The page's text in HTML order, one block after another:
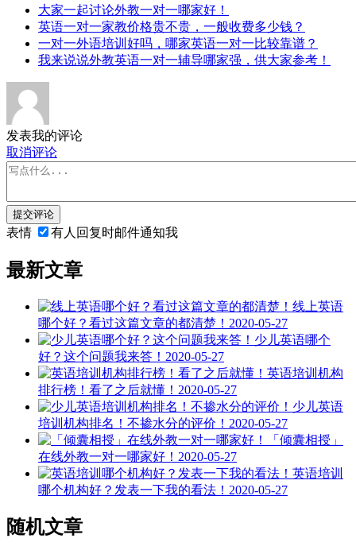
大家一起讨论外教一对一哪家好！
英语一对一家教价格贵不贵，一般收费多少钱？
一对一外语培训好吗，哪家英语一对一比较靠谱？
我来说说外教英语一对一辅导哪家强，供大家参考！
发表我的评论
取消评论
提交评论
表情 有人回复时邮件通知我
最新文章
线上英语
哪个好？看过这篇文章的都清楚！ 2020-05-27
少儿英语哪个
好？这个问题我来答！ 2020-05-27
英语培训机构
排行榜！看了之后就懂！ 2020-05-27
少儿英语
培训机构排名！不掺水分的评价！ 2020-05-27
「倾囊相授」
在线外教一对一哪家好！ 2020-05-27
英语培训
哪个机构好？发表一下我的看法！ 2020-05-27
随机文章